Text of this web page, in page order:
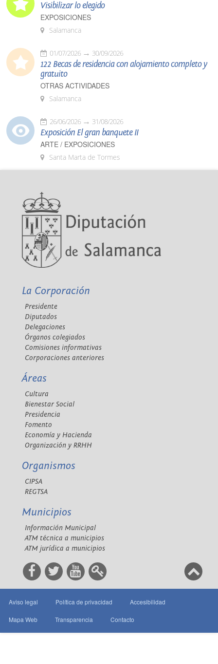
Visibilizar lo elegido
EXPOSICIONES
Salamanca
01/07/2026 30/09/2026
122 Becas de residencia con alojamiento completo y
gratuito
OTRAS ACTIVIDADES
Salamanca
26/06/2026 31/08/2026
Exposición El gran banquete II
ARTE / EXPOSICIONES
Santa Marta de Tormes
La Corporación
Presidente
Diputados
Delegaciones
Órganos colegiados
Comisiones informativas
Corporaciones anteriores
Áreas
Cultura
Bienestar Social
Presidencia
Fomento
Economía y Hacienda
Organización y RRHH
Organismos
CIPSA
REGTSA
Municipios
Información Municipal
ATM técnica a municipios
ATM jurídica a municipios
Aviso legal Política de privacidad Accesibilidad
Mapa Web Transparencia Contacto